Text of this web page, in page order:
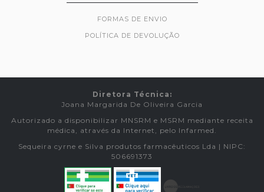
FORMAS DE ENVIO
POLÍTICA DE DEVOLUÇÃO
Diretora Técnica:
Joana Margarida De Oliveira Garcia
Autorizado a disponibilizar MNSRM e MSRM mediante receita
médica, através da Internet, pelo Infarmed.
Sequeira cyrne e Silva produtos farmacêuticos Lda | NIPC:
506691373